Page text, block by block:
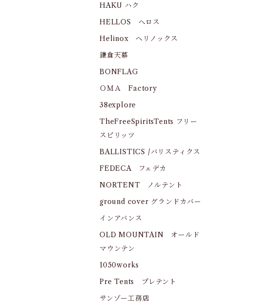
HAKU ハク
HELLOS へロス
Helinox ヘリノックス
鎌倉天幕
BONFLAG
ＯＭＡ Factory
38explore
TheFreeSpiritsTents フリー
スピリッツ
BALLISTICS /バリスティクス
FEDECA フェデカ
NORTENT ノルテント
ground cover グランドカバー
インアバンス
OLD MOUNTAIN オールド
マウンテン
1050works
Pre Tents プレテント
サンゾー工務店